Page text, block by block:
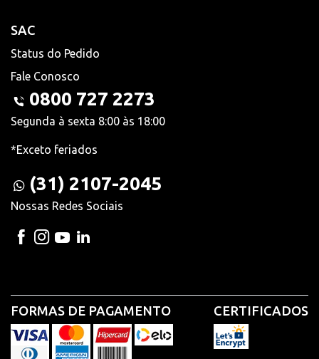
SAC
Status do Pedido
Fale Conosco
0800 727 2273
Segunda à sexta 8:00 às 18:00
*Exceto feriados
(31) 2107-2045
Nossas Redes Sociais
FORMAS DE PAGAMENTO CERTIFICADOS